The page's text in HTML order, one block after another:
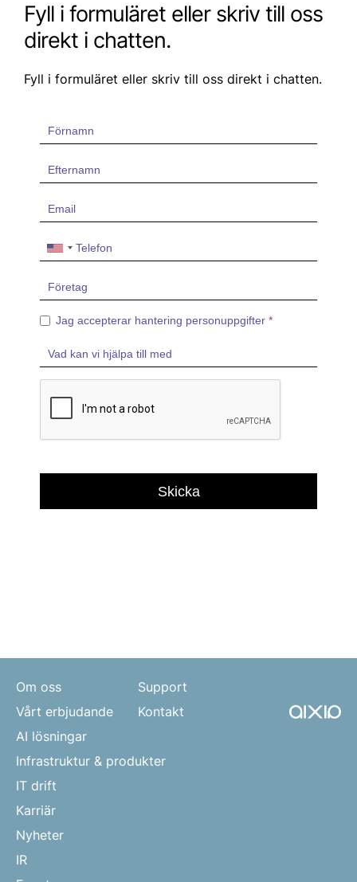
Fyll i formuläret eller skriv till oss
direkt i chatten.
Fyll i formuläret eller skriv till oss direkt i chatten.
Om oss
Vårt erbjudande
AI lösningar
Infrastruktur & produkter
IT drift
Karriär
Nyheter
IR
Support
Kontakt